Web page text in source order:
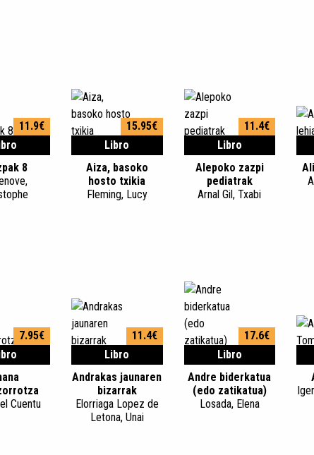
11.9€
8
Libro
15.95€
Aiza, basoko
hosto txikia
Fleming, Lucy
Libro
11.4€
Alepoko zazpi
pediatrak
Arnal Gil, Txabi
7.95€
Cuentu
Libro
11.4€
Andrakas jaunaren
bizarrak
Elorriaga Lopez de
Letona, Unai
Libro
17.6€
Andre biderkatua
(edo zatikatua)
Losada, Elena